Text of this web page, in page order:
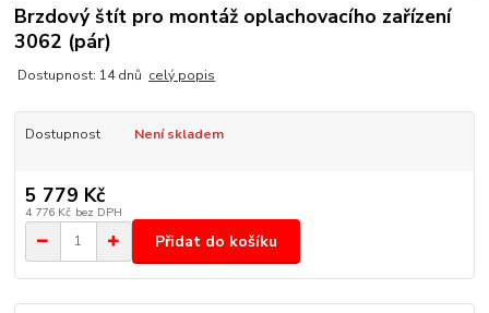
Brzdový štít pro montáž oplachovacího zařízení
3062 (pár)
Dostupnost: 14 dnů celý popis
Dostupnost Není skladem
5 779 Kč
4 776 Kč bez DPH
Přidat do košíku